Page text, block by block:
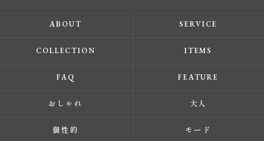
ABOUT SERVICE
COLLECTION ITEMS
FAQ FEATURE
おしゃれ 大人
個性的 モード